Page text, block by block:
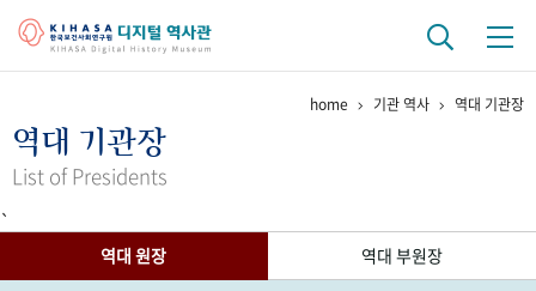
걸어온 길 기관 변천사
연구 역사
정책과 연구 키워드로 보는 연구 역사
연구자들
home 기관 역사 역대 기관장
역대 기관장
List of Presidents
`
역대 원장
역대 부원장